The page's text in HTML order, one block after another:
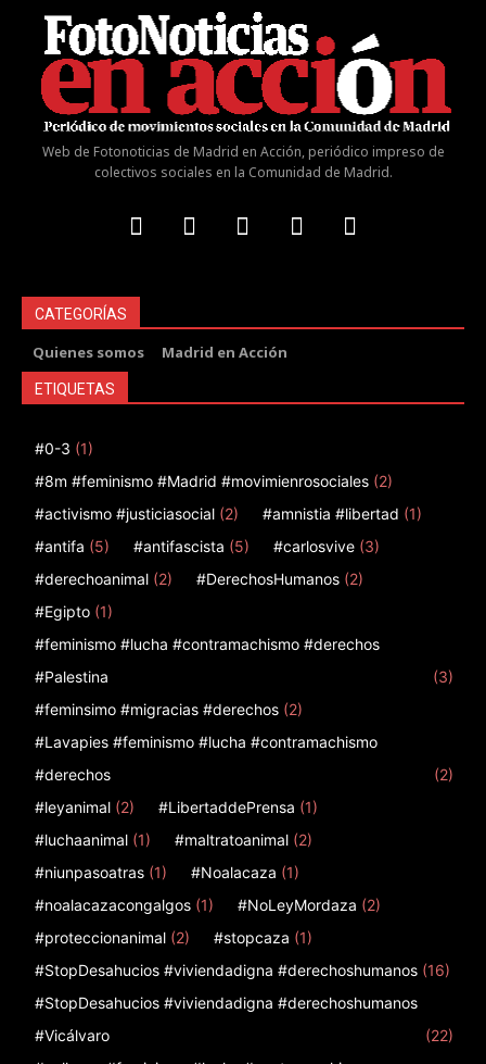
Web de Fotonoticias de Madrid en Acción, periódico impreso de
colectivos sociales en la Comunidad de Madrid.
CATEGORÍAS
Quienes somos Madrid en Acción
ETIQUETAS
#0-3 (1)
#8m #feminismo #Madrid #movimienrosociales (2)
#activismo #justiciasocial (2) #amnistia #libertad (1)
#antifa (5) #antifascista (5) #carlosvive (3)
#derechoanimal (2) #DerechosHumanos (2)
#Egipto (1)
#feminismo #lucha #contramachismo #derechos
#Palestina
(3)
#feminsimo #migracias #derechos (2)
#Lavapies #feminismo #lucha #contramachismo
#derechos
(2)
#leyanimal (2) #LibertaddePrensa (1)
#luchaanimal (1) #maltratoanimal (2)
#niunpasoatras (1) #Noalacaza (1)
#noalacazacongalgos (1) #NoLeyMordaza (2)
#proteccionanimal (2) #stopcaza (1)
#StopDesahucios #viviendadigna #derechoshumanos (16)
#StopDesahucios #viviendadigna #derechoshumanos
#Vicálvaro
(22)